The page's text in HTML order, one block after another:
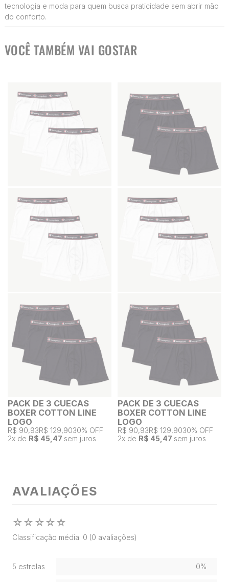
tecnologia e moda para quem busca praticidade sem abrir mão
do conforto.
VOCÊ TAMBÉM VAI GOSTAR
PACK DE 3 CUECAS
BOXER COTTON LINE
LOGO
R$ 90,93R$ 129,9030% OFF
2x de R$ 45,47 sem juros
PACK DE 3 CUECAS
BOXER COTTON LINE
LOGO
R$ 90,93R$ 129,9030% OFF
2x de R$ 45,47 sem juros
AVALIAÇÕES
☆☆ ☆☆☆
Classificação média: 0 (0 avaliações)
5 estrelas 0%